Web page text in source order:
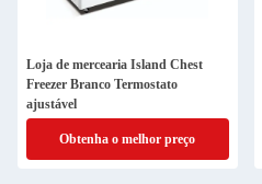
Loja de mercearia Island Chest
Freezer Branco Termostato
ajustável
Obtenha o melhor preço